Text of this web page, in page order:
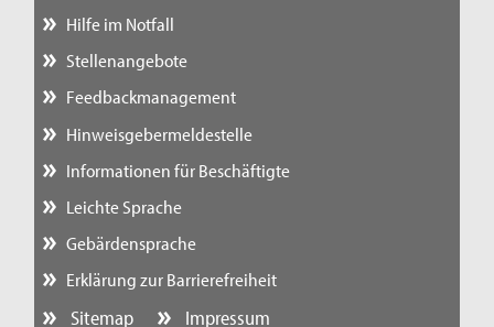
Hilfe im Notfall
Stellenangebote
Feedbackmanagement
Hinweisgebermeldestelle
Informationen für Beschäftigte
Leichte Sprache
Gebärdensprache
Erklärung zur Barrierefreiheit
Sitemap Impressum